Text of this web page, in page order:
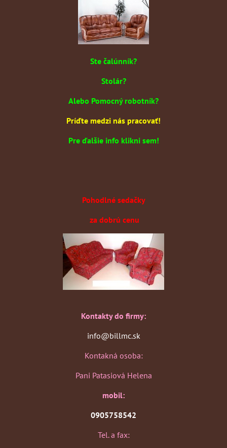
Ste čalúnník?
Stolár?
Alebo Pomocný robotník?
Príďte medzi nás pracovať!
Pre ďalšie info klikni sem!
Pohodlné sedačky
za dobrú cenu
Kontakty do firmy:
info@billmc.sk
Kontakná osoba:
Pani Patasiová Helena
mobil:
0905758542
Tel. a fax: